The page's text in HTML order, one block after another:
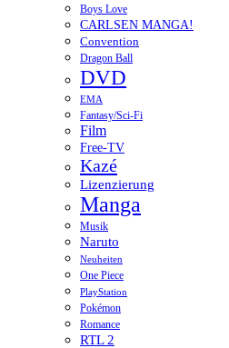
Boys Love
CARLSEN MANGA!
Convention
Dragon Ball
DVD
EMA
Fantasy/Sci-Fi
Film
Free-TV
Kazé
Lizenzierung
Manga
Musik
Naruto
Neuheiten
One Piece
PlayStation
Pokémon
Romance
RTL 2